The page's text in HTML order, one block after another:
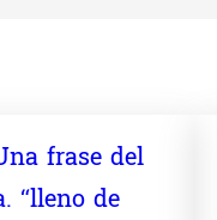
frase del
“lleno de